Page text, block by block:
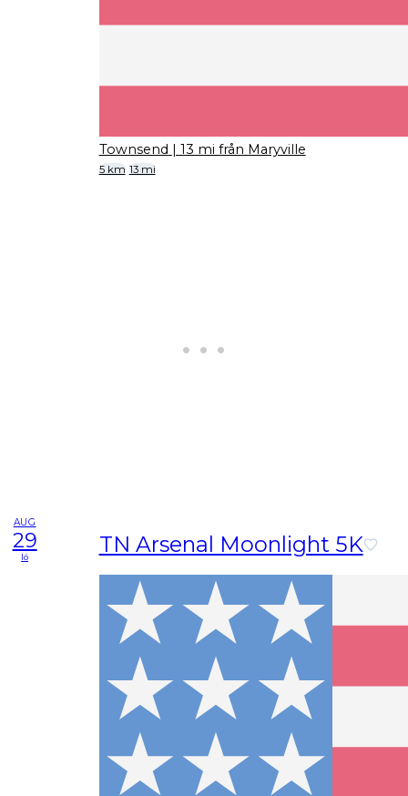
Townsend | 13 mi från Maryville
5 km 13 mi
AUG
29
lö TN Arsenal Moonlight 5K